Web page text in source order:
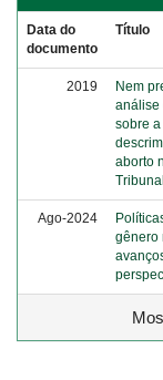
Data do
documento
Título
2019
Nem
análise
sobre a
aborto
Ago-2024
gênero